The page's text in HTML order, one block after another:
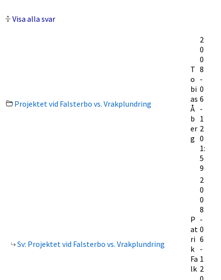
Visa alla svar
Projektet vid Falsterbo vs. Vrakplundring
T
o
bi
as
Å
b
er
g
2
0
0
8
-
0
6
-
1
2
0
1:
5
9
Sv: Projektet vid Falsterbo vs. Vrakplundring
P
at
ri
k
Fa
lk
2
0
0
8
-
0
6
-
1
2